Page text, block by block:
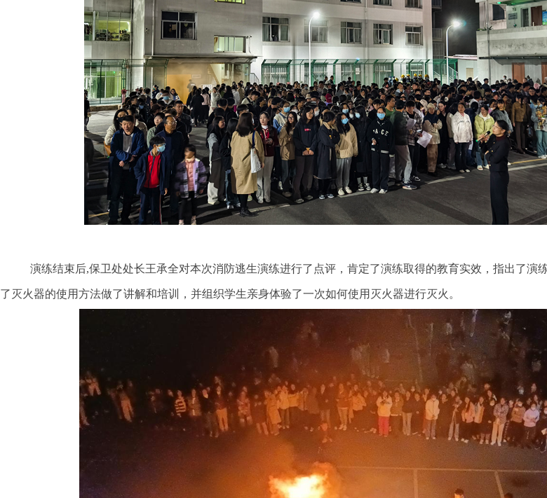
演练结束后,保卫处处长王承全对本次消防逃生演练进行了点评，肯定了演练取得的教育实效，指出了演
了灭火器的使用方法做了讲解和培训，并组织学生亲身体验了一次如何使用灭火器进行灭火。